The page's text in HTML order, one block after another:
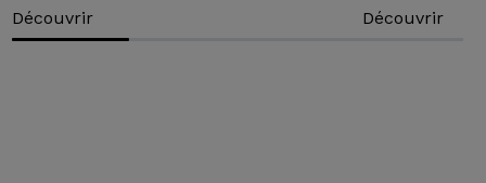
Découvrir
Découvrir